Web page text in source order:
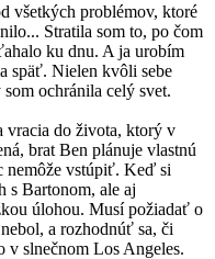
všetkých problémov, ktoré
Stratila som to, po čom
ku dnu. A ja urobím
späť. Nielen kvôli sebe
ochránila celý svet.
vracia do života, ktorý v
brat Ben plánuje vlastnú
nemôže vstúpiť. Keď si
s Bartonom, ale aj
úlohou. Musí požiadať o
a rozhodnúť sa, či
v slnečnom Los Angeles.